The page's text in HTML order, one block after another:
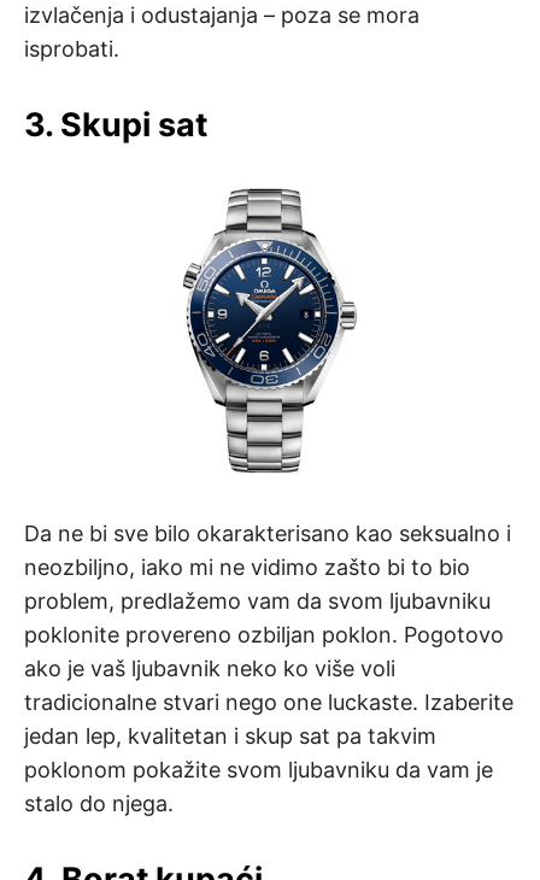
izvlačenja i odustajanja – poza se mora
isprobati.
3. Skupi sat
Da ne bi sve bilo okarakterisano kao seksualno i
neozbiljno, iako mi ne vidimo zašto bi to bio
problem, predlažemo vam da svom ljubavniku
poklonite provereno ozbiljan poklon. Pogotovo
ako je vaš ljubavnik neko ko više voli
tradicionalne stvari nego one luckaste. Izaberite
jedan lep, kvalitetan i skup sat pa takvim
poklonom pokažite svom ljubavniku da vam je
stalo do njega.